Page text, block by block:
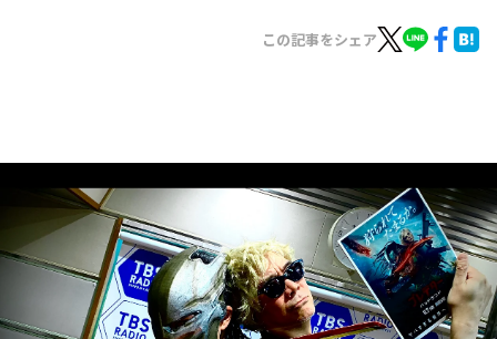
イベント・グッズ
YouTube
会社情報
この記事をシェア